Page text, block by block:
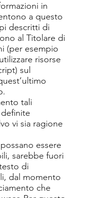
in
a questo
descritti di
al Titolare di
(per esempio
risorse
sul
tali
vi sia ragione
essere
sarebbe fuori
di
dal momento
che